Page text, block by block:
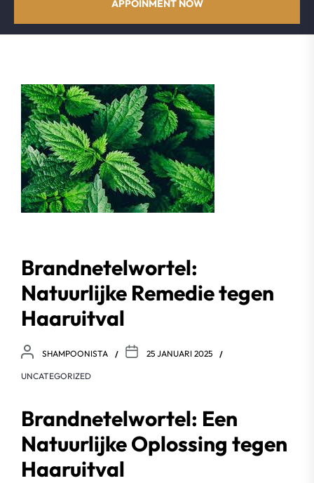
APPOINMENT NOW
Brandnetelwortel:
Natuurlijke Remedie tegen
Haaruitval
SHAMPOONISTA 25 JANUARI 2025
UNCATEGORIZED
Brandnetelwortel: Een
Natuurlijke Oplossing tegen
Haaruitval